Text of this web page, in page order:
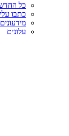
כל
כתבו
מידעונים
עלונים